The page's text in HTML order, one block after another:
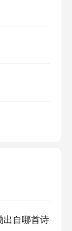
出自哪首诗